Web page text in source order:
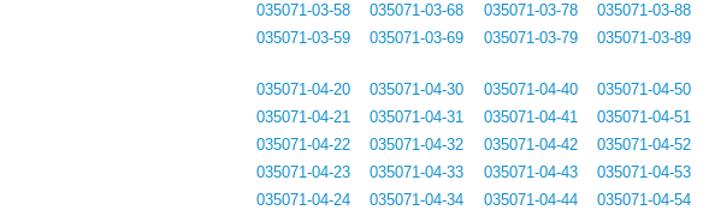
035071-03-58
035071-03-59
035071-03-68
035071-03-69
035071-03-78
035071-03-79
035071-03-88
035071-03-89
035071-04-20
035071-04-21
035071-04-22
035071-04-23
035071-04-24
035071-04-30
035071-04-31
035071-04-32
035071-04-33
035071-04-34
035071-04-40
035071-04-41
035071-04-42
035071-04-43
035071-04-44
035071-04-50
035071-04-51
035071-04-52
035071-04-53
035071-04-54